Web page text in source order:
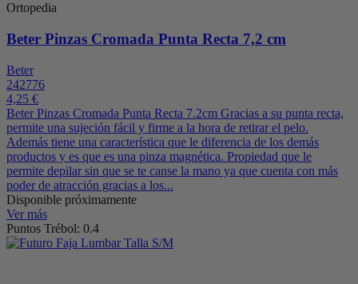
Ortopedia
Beter Pinzas Cromada Punta Recta 7,2 cm
Beter
242776
4,25 €
Beter Pinzas Cromada Punta Recta 7.2cm Gracias a su punta recta,
permite una sujeción fácil y firme a la hora de retirar el pelo.
Además tiene una característica que le diferencia de los demás
productos y es que es una pinza magnética. Propiedad que le
permite depilar sin que se te canse la mano ya que cuenta con más
poder de atracción gracias a los...
Disponible próximamente
Ver más
Puntos Trébol: 0.4